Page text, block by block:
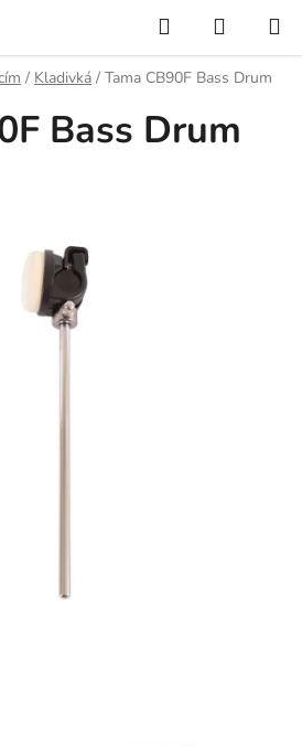
Hľadať
KOŠÍK
/ Kladivká / Tama CB90F Bass Drum
Bass Drum